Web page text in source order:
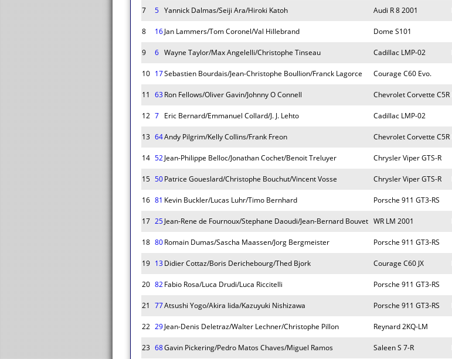
7
5 Yannick Dalmas/Seiji Ara/Hiroki Katoh Audi R 8 2001
8
16Jan Lammers/Tom Coronel/Val Hillebrand Dome S101
9
6 Wayne Taylor/Max Angelelli/Christophe Tinseau Cadillac LMP-02
10 17Sebastien Bourdais/Jean-Christophe Boullion/Franck Lagorce Courage C60 Evo.
11 63Ron Fellows/Oliver Gavin/Johnny O Connell Chevrolet Corvette C5R
12 7 Eric Bernard/Emmanuel Collard/J. J. Lehto Cadillac LMP-02
13 64Andy Pilgrim/Kelly Collins/Frank Freon Chevrolet Corvette C5R
14 52Jean-Philippe Belloc/Jonathan Cochet/Benoit Treluyer Chrysler Viper GTS-R
15 50Patrice Goueslard/Christophe Bouchut/Vincent Vosse Chrysler Viper GTS-R
16 81 Kevin Buckler/Lucas Luhr/Timo Bernhard Porsche 911 GT3-RS
17 25Jean-Rene de Fournoux/Stephane Daoudi/Jean-Bernard Bouvet WR LM 2001
18 80Romain Dumas/Sascha Maassen/Jorg Bergmeister Porsche 911 GT3-RS
19 13Didier Cottaz/Boris Derichebourg/Thed Bjork Courage C60 JX
20 82Fabio Rosa/Luca Drudi/Luca Riccitelli Porsche 911 GT3-RS
21 77Atsushi Yogo/Akira Iida/Kazuyuki Nishizawa Porsche 911 GT3-RS
22 29Jean-Denis Deletraz/Walter Lechner/Christophe Pillon Reynard 2KQ-LM
23 68Gavin Pickering/Pedro Matos Chaves/Miguel Ramos Saleen S 7-R